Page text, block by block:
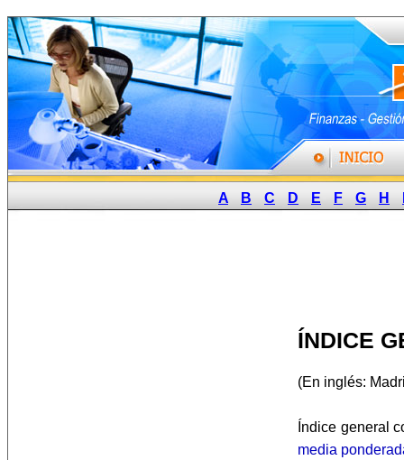
A B C D E F G H
ÍNDICE
(En inglés:
Índice general
media